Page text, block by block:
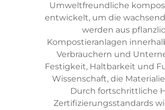
Umweltfreundliche
entwickelt, um die
werden aus
Kompostieranlagen
Verbrauchern und
Festigkeit, Haltbarkeit und
Wissenschaft, die
Durch fortschrittliche
Zertifizierungsstandards